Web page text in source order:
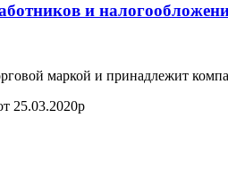
и
маркой и принадлежит
25.03.2020р